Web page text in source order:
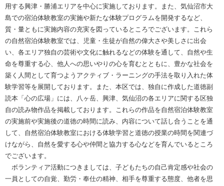
用する興津・勝浦エリアを中心に実施しております。また、気仙沼市大
島での宿泊体験教室の実施や新たな体験プログラムを開発するなど、
質・量ともに実施内容の充実を図っているところでございます。これら
の自然宿泊体験教室では、児童・生徒が自然の偉大さや美しさに出会
い、各エリア独自の芸術や文化に触れるなどの体験を通して、自然や生
命を尊重する心、他人への思いやりの心を育むとともに、豊かな社会を
築く人間として育つようアクティブ・ラーニングの手法を取り入れた体
験学習等を展開しております。また、本区では、独自に作成した道徳副
読本「心の広場」には、八ヶ岳、興津、気仙沼の各エリアに関する区独
自の読み物作品を掲載しております。これらの作品を自然宿泊体験教室
の実施前や実施後の道徳の時間に読み、内容について話し合うことを通
して、自然宿泊体験教室における体験学習と道徳の授業の時間を関連づ
けながら、自然を愛する心や仲間と協力する心などを育んでいるところ
でございます。
ボランティア活動につきましては、子どもたちの自己肯定感や社会の
一員としての自覚、勤労・奉仕の精神、相手を尊重する態度、他者を思